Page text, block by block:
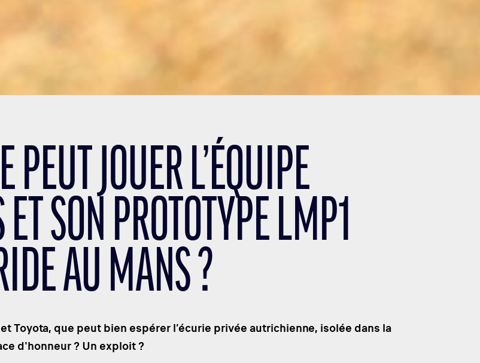
PEUT JOUER L’ÉQUIPE
SON PROTOTYPE LMP1
AU MANS ?
Toyota, que peut bien espérer l’écurie privée autrichienne, isolée dans la
d'honneur ? Un exploit ?